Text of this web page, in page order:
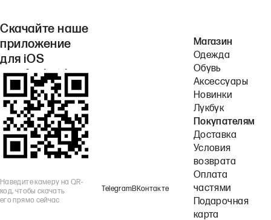
Скачайте наше
приложение
для iOS
или Android.
Наведите камеру на QR-
код, чтобы скачать
его прямо сейчас
TelegramВКонтакте
Магазин
Одежда
Обувь
Аксессуары
Новинки
Лукбук
Покупателям
Доставка
Условия
возврата
Оплата
частями
Подарочная
карта